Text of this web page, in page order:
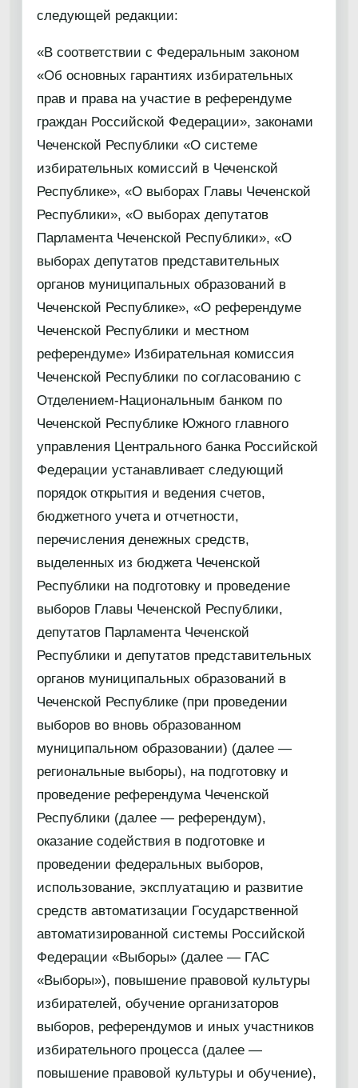
следующей редакции:
«В соответствии с Федеральным законом
«Об основных гарантиях избирательных
прав и права на участие в референдуме
граждан Российской Федерации», законами
Чеченской Республики «О системе
избирательных комиссий в Чеченской
Республике», «О выборах Главы Чеченской
Республики», «О выборах депутатов
Парламента Чеченской Республики», «О
выборах депутатов представительных
органов муниципальных образований в
Чеченской Республике», «О референдуме
Чеченской Республики и местном
референдуме» Избирательная комиссия
Чеченской Республики по согласованию с
Отделением-Национальным банком по
Чеченской Республике Южного главного
управления Центрального банка Российской
Федерации устанавливает следующий
порядок открытия и ведения счетов,
бюджетного учета и отчетности,
перечисления денежных средств,
выделенных из бюджета Чеченской
Республики на подготовку и проведение
выборов Главы Чеченской Республики,
депутатов Парламента Чеченской
Республики и депутатов представительных
органов муниципальных образований в
Чеченской Республике (при проведении
выборов во вновь образованном
муниципальном образовании) (далее —
региональные выборы), на подготовку и
проведение референдума Чеченской
Республики (далее — референдум),
оказание содействия в подготовке и
проведении федеральных выборов,
использование, эксплуатацию и развитие
средств автоматизации Государственной
автоматизированной системы Российской
Федерации «Выборы» (далее — ГАС
«Выборы»), повышение правовой культуры
избирателей, обучение организаторов
выборов, референдумов и иных участников
избирательного процесса (далее —
повышение правовой культуры и обучение),